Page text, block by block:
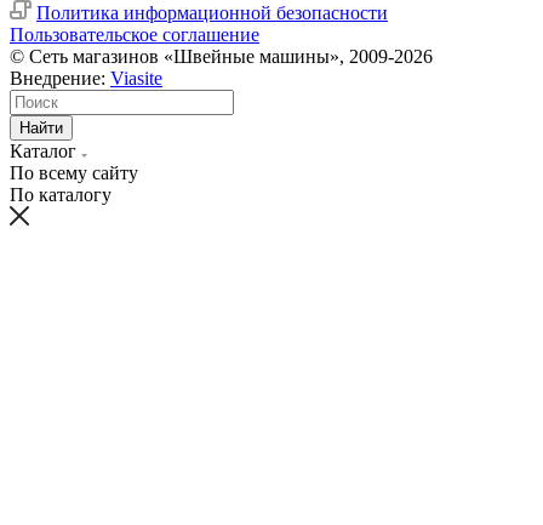
Политика информационной безопасности
Пользовательское соглашение
© Сеть магазинов «Швейные машины», 2009-2026
Внедрение: Viasite
Найти
Каталог
По всему сайту
По каталогу